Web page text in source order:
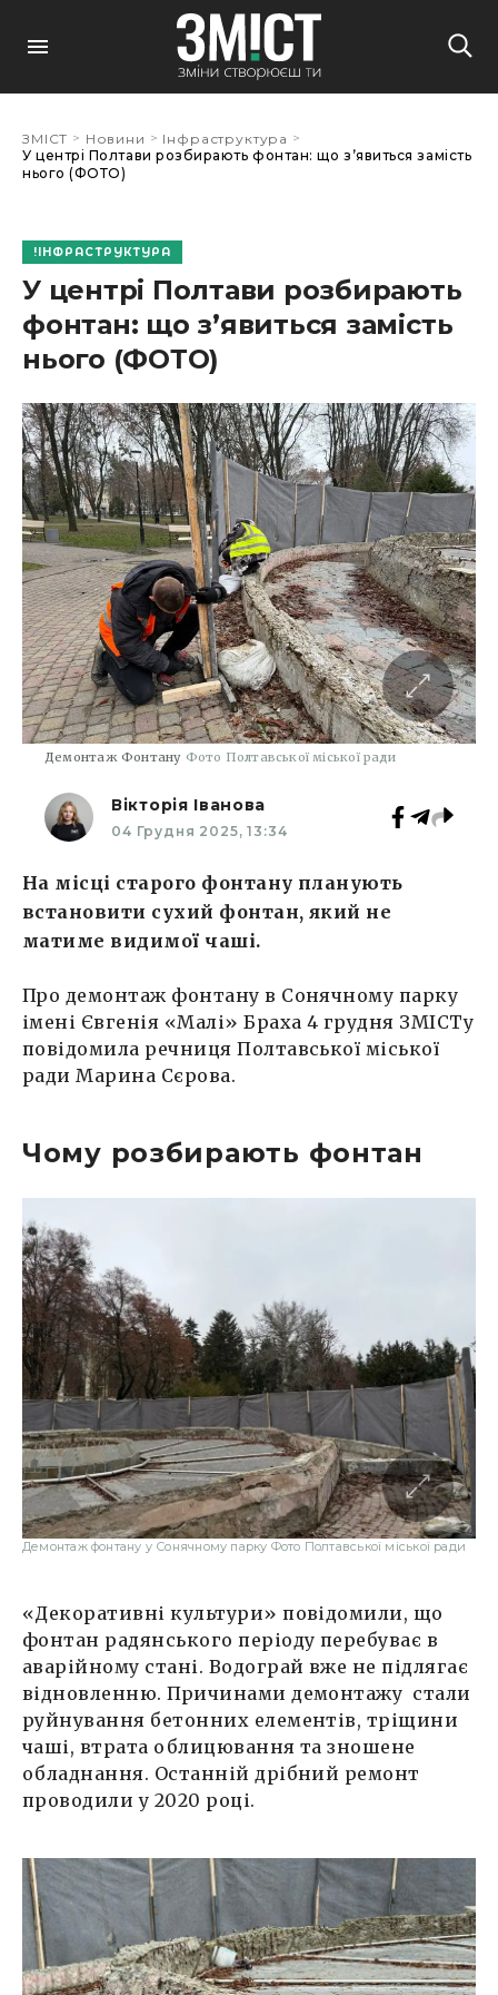
ЗМІСТ > Новини > Інфраструктура >
У центрі Полтави розбирають фонтан: що зʼявиться замість
нього (ФОТО)
ІНФРАСТРУКТУРА
У центрі Полтави розбирають
фонтан: що зʼявиться замість
нього (ФОТО)
Демонтаж Фонтану Фото Полтавської міської ради
Вікторія Іванова
04 Грудня 2025, 13:34
На місці старого фонтану планують
встановити сухий фонтан, який не
матиме видимої чаші.
Про демонтаж фонтану в Сонячному парку
імені Євгенія «Малі» Браха 4 грудня ЗМІСТу
повідомила речниця Полтавської міської
ради Марина Сєрова.
Чому розбирають фонтан
Демонтаж фонтану у Сонячному парку Фото Полтавської міської ради
«Декоративні культури» повідомили, що
фонтан радянського періоду перебуває в
аварійному стані. Водограй вже не підлягає
відновленню. Причинами демонтажу стали
руйнування бетонних елементів, тріщини
чаші, втрата облицювання та зношене
обладнання. Останній дрібний ремонт
проводили у 2020 році.